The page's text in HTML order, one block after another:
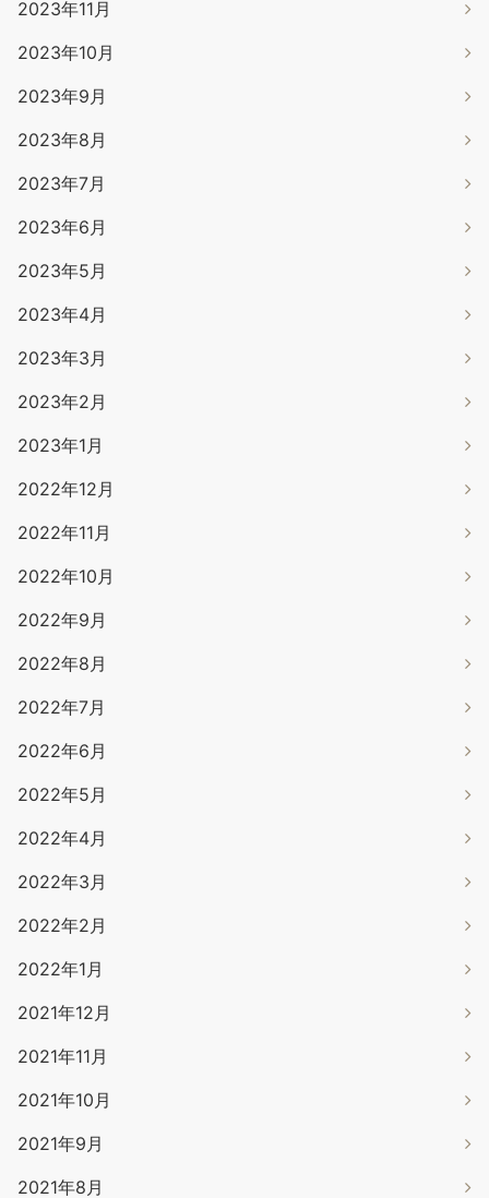
2023年11月
2023年10月
2023年9月
2023年8月
2023年7月
2023年6月
2023年5月
2023年4月
2023年3月
2023年2月
2023年1月
2022年12月
2022年11月
2022年10月
2022年9月
2022年8月
2022年7月
2022年6月
2022年5月
2022年4月
2022年3月
2022年2月
2022年1月
2021年12月
2021年11月
2021年10月
2021年9月
2021年8月